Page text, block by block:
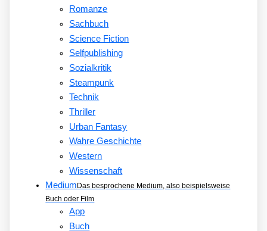
Romanze
Sachbuch
Science Fiction
Selfpublishing
Sozialkritik
Steampunk
Technik
Thriller
Urban Fantasy
Wahre Geschichte
Western
Wissenschaft
Medium Das besprochene Medium, also beispielsweise
Buch oder Film
App
Buch